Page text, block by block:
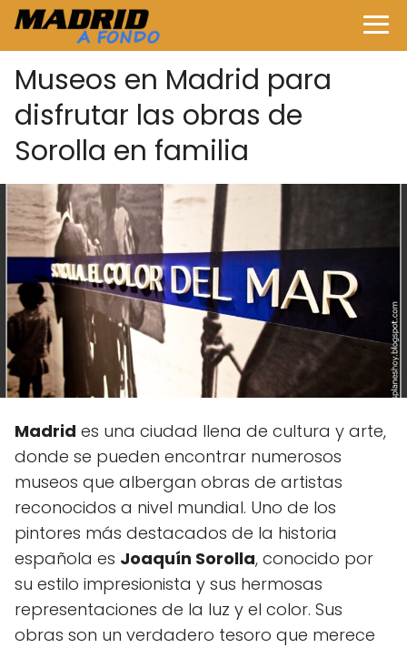
Museos en Madrid para
disfrutar las obras de
Sorolla en familia
Madrid es una ciudad llena de cultura y arte,
donde se pueden encontrar numerosos
museos que albergan obras de artistas
reconocidos a nivel mundial. Uno de los
pintores más destacados de la historia
española es Joaquín Sorolla, conocido por
su estilo impresionista y sus hermosas
representaciones de la luz y el color. Sus
obras son un verdadero tesoro que merece